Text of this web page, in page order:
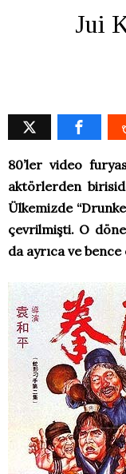
Jui
80’ler video
aktörlerden
Ülkemizde
çevrilmişti. O
da ayrıca ve